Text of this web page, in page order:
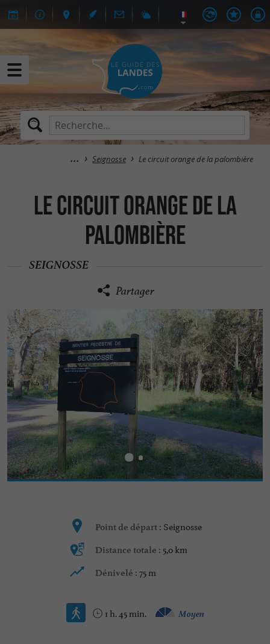
Seignosse Le circuit orange de la palombière
Le circuit orange de la
palombière
SEIGNOSSE
Partager
Point de départ : Seignosse
Distance totale : 5,0 km
Dénivelé : 75 m
1 h. 45 min. Moyen